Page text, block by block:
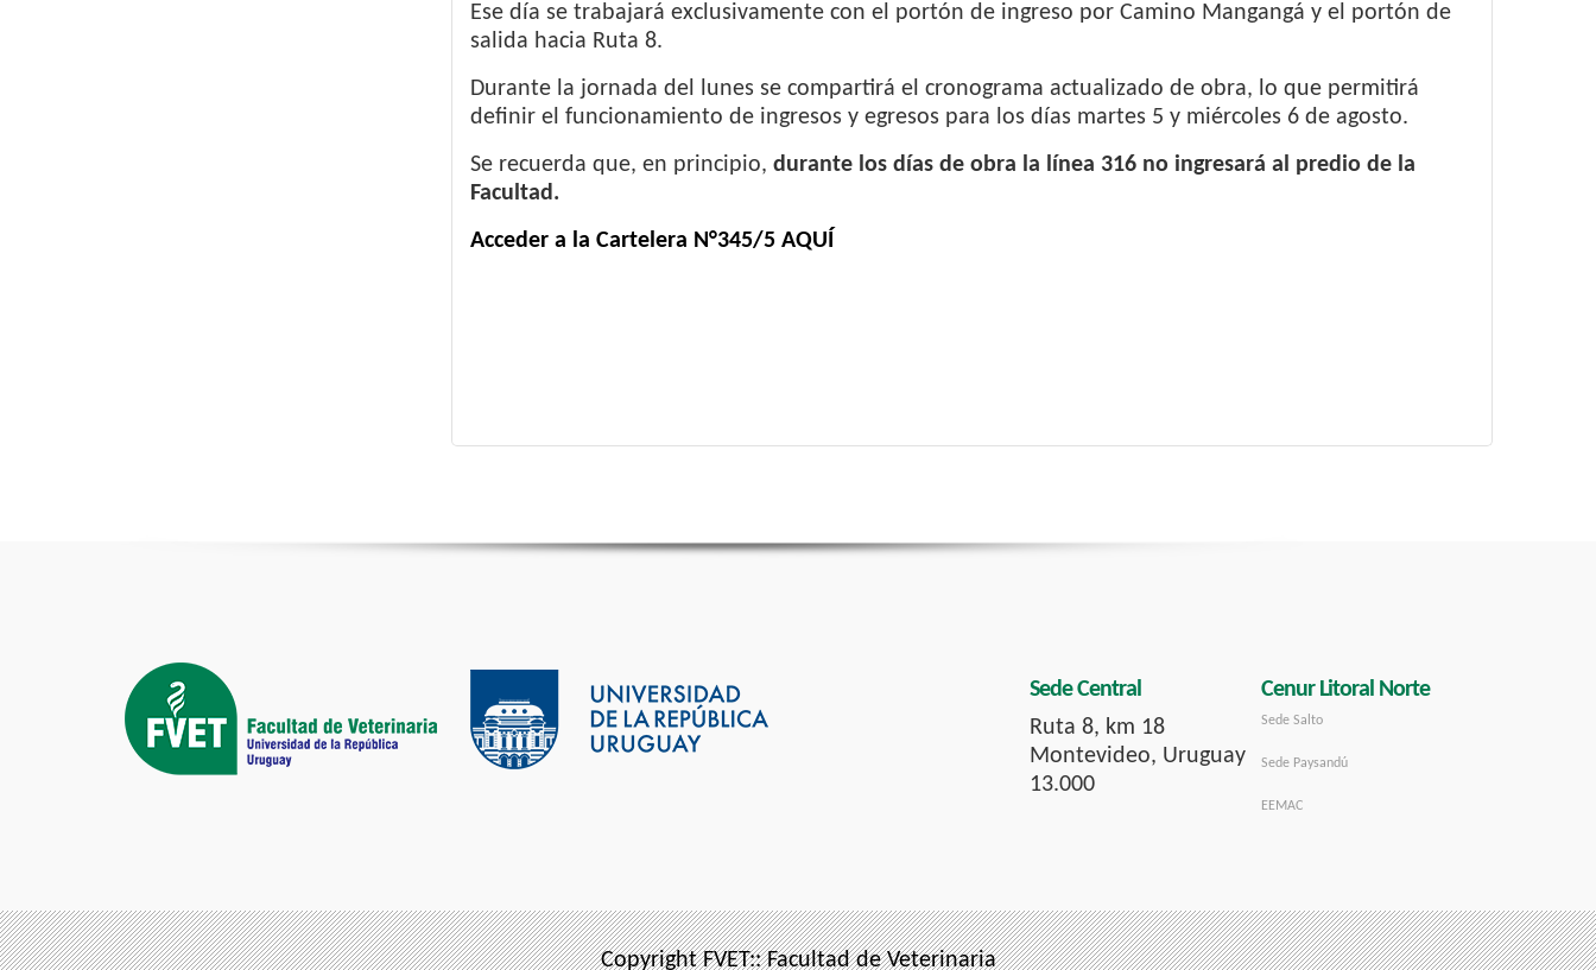
Ese día se trabajará exclusivamente con el portón de ingreso por Camino Mangangá y el portón de
salida hacia Ruta 8.
Durante la jornada del lunes se compartirá el cronograma actualizado de obra, lo que permitirá
definir el funcionamiento de ingresos y egresos para los días martes 5 y miércoles 6 de agosto.
Se recuerda que, en principio, durante los días de obra la línea 316 no ingresará al predio de la
Facultad.
Acceder a la Cartelera N°345/5 AQUÍ
Sede Central
Ruta 8, km 18
Montevideo, Uruguay
13.000
Cenur Litoral Norte
Sede Salto
Sede Paysandú
EEMAC
Copyright FVET:: Facultad de Veterinaria